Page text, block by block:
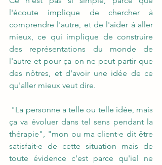
l'écoute implique de chercher à
comprendre l'autre, et de l'aider à aller
mieux, ce qui implique de construire
des représentations du monde de
l'autre et pour ça on ne peut partir que
des nôtres, et d'avoir une idée de ce
qu'aller mieux veut dire.
ça va évoluer dans tel sens pendant la
thérapie", "mon ou ma client·e dit être
satisfait·e de cette situation mais de
toute évidence c'est parce qu'iel ne